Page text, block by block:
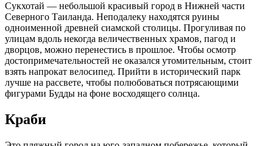
Сукхотай — небольшой красивый город в Нижней части
Северного Таиланда. Неподалеку находятся руины
одноименной древней сиамской столицы. Прогуливая по
улицам вдоль некогда величественных храмов, пагод и
дворцов, можно перенестись в прошлое. Чтобы осмотр
достопримечательностей не оказался утомительным, стоит
взять напрокат велосипед. Прийти в исторический парк
лучше на рассвете, чтобы полюбоваться потрясающими
фигурами Будды на фоне восходящего солнца.
Краби